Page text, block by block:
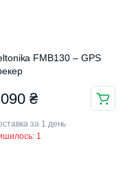
FMB130 – GPS
₴
за 1 день
1